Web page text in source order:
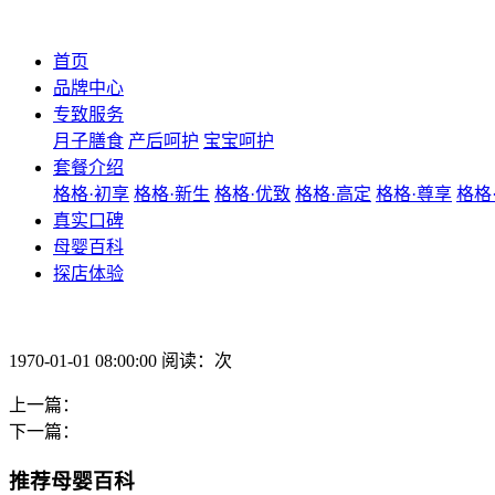
首页
品牌中心
专致服务
月子膳食 产后呵护 宝宝呵护
套餐介绍
格格·初享 格格·新生 格格·优致 格格·高定 格格·尊享 格格
真实口碑
母婴百科
探店体验
1970-01-01 08:00:00 阅读：次
上一篇：
下一篇：
推荐母婴百科